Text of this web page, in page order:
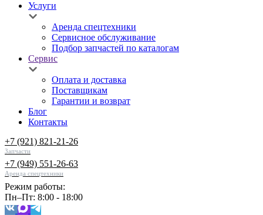
Услуги
Аренда спецтехники
Сервисное обслуживание
Подбор запчастей по каталогам
Сервис
Оплата и доставка
Поставщикам
Гарантии и возврат
Блог
Контакты
+7 (921) 821-21-26
Запчасти
+7 (949) 551-26-63
Аренда спецтехники
Режим работы:
Пн–Пт: 8:00 - 18:00